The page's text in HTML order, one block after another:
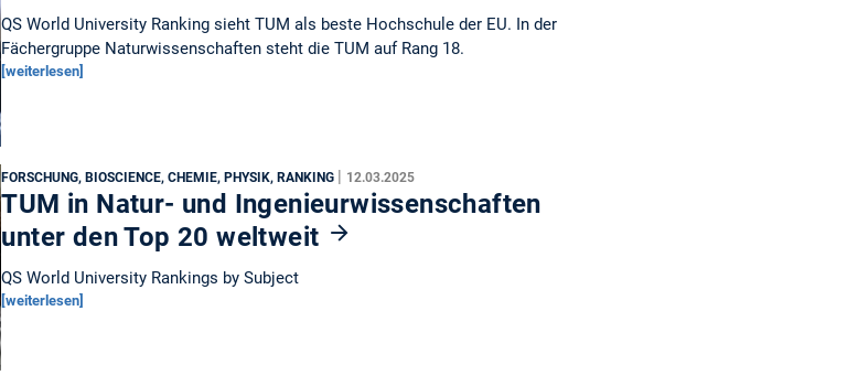
QS World University Ranking sieht TUM als beste Hochschule der EU. In der
Fächergruppe Naturwissenschaften steht die TUM auf Rang 18.
[weiterlesen]
FORSCHUNG, BIOSCIENCE, CHEMIE, PHYSIK, RANKING 12.03.2025
TUM in Natur- und Ingenieurwissenschaften
unter den Top 20 weltweit
QS World University Rankings by Subject
[weiterlesen]